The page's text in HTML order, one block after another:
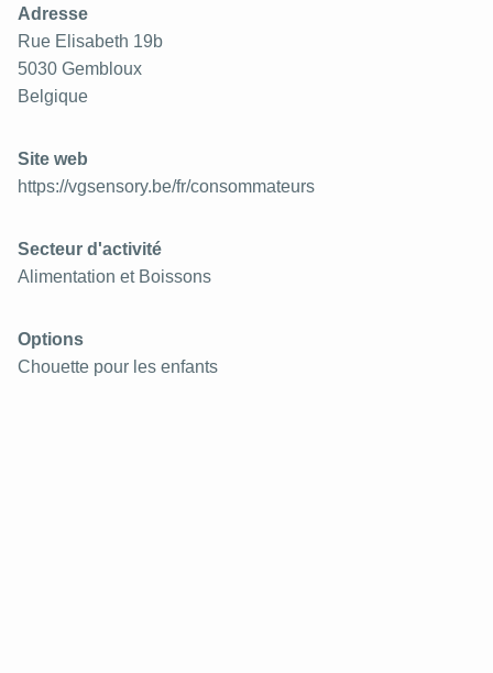
Adresse
Rue Elisabeth 19b
5030 Gembloux
Belgique
Site web
https://vgsensory.be/fr/consommateurs
Secteur d'activité
Alimentation et Boissons
Options
Chouette pour les enfants